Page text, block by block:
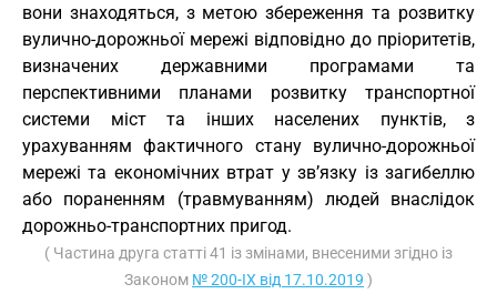
вони знаходяться, з метою збереження та розвитку
вулично-дорожньої мережі відповідно до пріоритетів,
визначених державними програмами та
перспективними планами розвитку транспортної
системи міст та інших населених пунктів, з
урахуванням фактичного стану вулично-дорожньої
мережі та економічних втрат у зв’язку із загибеллю
або пораненням (травмуванням) людей внаслідок
дорожньо-транспортних пригод.
( Частина друга статті 41 із змінами, внесеними згідно із
Законом № 200-IX від 17.10.2019 )